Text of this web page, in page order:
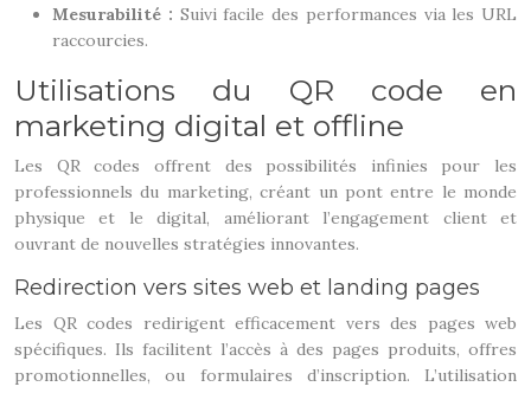
Mesurabilité : Suivi facile des performances via les URL
raccourcies.
Utilisations du QR code en
marketing digital et offline
Les QR codes offrent des possibilités infinies pour les
professionnels du marketing, créant un pont entre le monde
physique et le digital, améliorant l’engagement client et
ouvrant de nouvelles stratégies innovantes.
Redirection vers sites web et landing pages
Les QR codes redirigent efficacement vers des pages web
spécifiques. Ils facilitent l’accès à des pages produits, offres
promotionnelles, ou formulaires d’inscription. L’utilisation